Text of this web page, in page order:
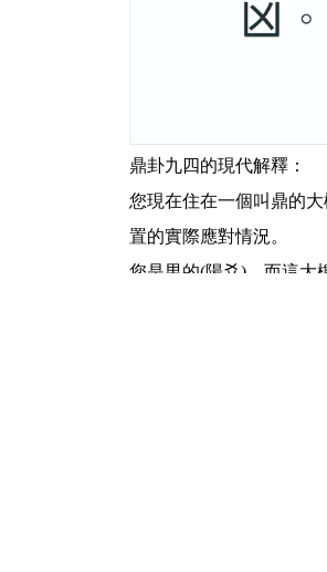
鼎卦九四的現代解釋：
您現在住在一個叫鼎的
置的實際應對情況。
您是男的(陽爻) ，而這